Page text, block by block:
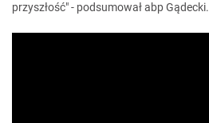
przyszłość" - podsumował abp Gądecki.